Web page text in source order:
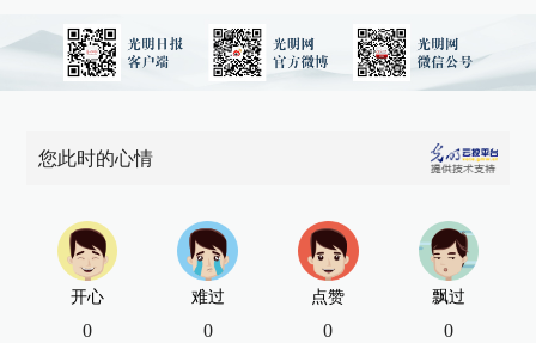
您此时的心情
开心
0
难过
0
点赞
0
飘过
0